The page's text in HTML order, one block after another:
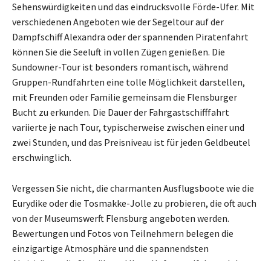
Sehenswürdigkeiten und das eindrucksvolle Förde-Ufer. Mit
verschiedenen Angeboten wie der Segeltour auf der
Dampfschiff Alexandra oder der spannenden Piratenfahrt
können Sie die Seeluft in vollen Zügen genießen. Die
Sundowner-Tour ist besonders romantisch, während
Gruppen-Rundfahrten eine tolle Möglichkeit darstellen,
mit Freunden oder Familie gemeinsam die Flensburger
Bucht zu erkunden. Die Dauer der Fahrgastschifffahrt
variierte je nach Tour, typischerweise zwischen einer und
zwei Stunden, und das Preisniveau ist für jeden Geldbeutel
erschwinglich.
Vergessen Sie nicht, die charmanten Ausflugsboote wie die
Eurydike oder die Tosmakke-Jolle zu probieren, die oft auch
von der Museumswerft Flensburg angeboten werden.
Bewertungen und Fotos von Teilnehmern belegen die
einzigartige Atmosphäre und die spannendsten